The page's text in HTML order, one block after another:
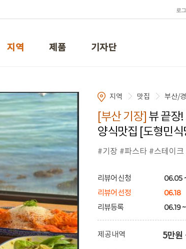
로
지역 제품 기자단
지역 맛집 부산/
[부산 기장] 뷰 끝장
양식맛집 [도형민식
#기장 #파스타 #스테이크
리뷰어 신청 06.05
리뷰어 선정 06.18
리뷰등록 06.19
제공내역 5만원